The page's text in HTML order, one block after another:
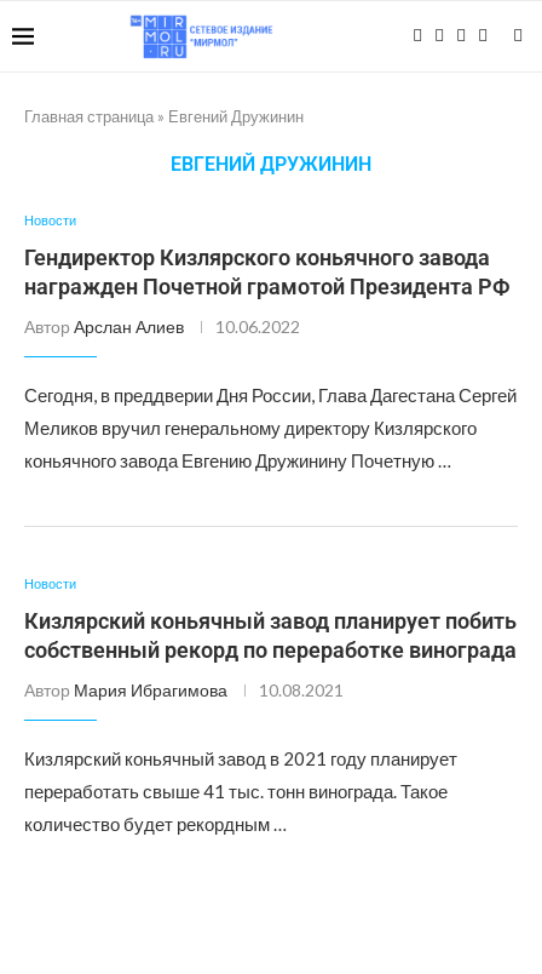
Главная страница » Евгений Дружинин
ЕВГЕНИЙ ДРУЖИНИН
Новости
Гендиректор Кизлярского коньячного завода
награжден Почетной грамотой Президента РФ
Автор Арслан Алиев 10.06.2022
Сегодня, в преддверии Дня России, Глава Дагестана Сергей
Меликов вручил генеральному директору Кизлярского
коньячного завода Евгению Дружинину Почетную …
Новости
Кизлярский коньячный завод планирует побить
собственный рекорд по переработке винограда
Автор Мария Ибрагимова 10.08.2021
Кизлярский коньячный завод в 2021 году планирует
переработать свыше 41 тыс. тонн винограда. Такое
количество будет рекордным …